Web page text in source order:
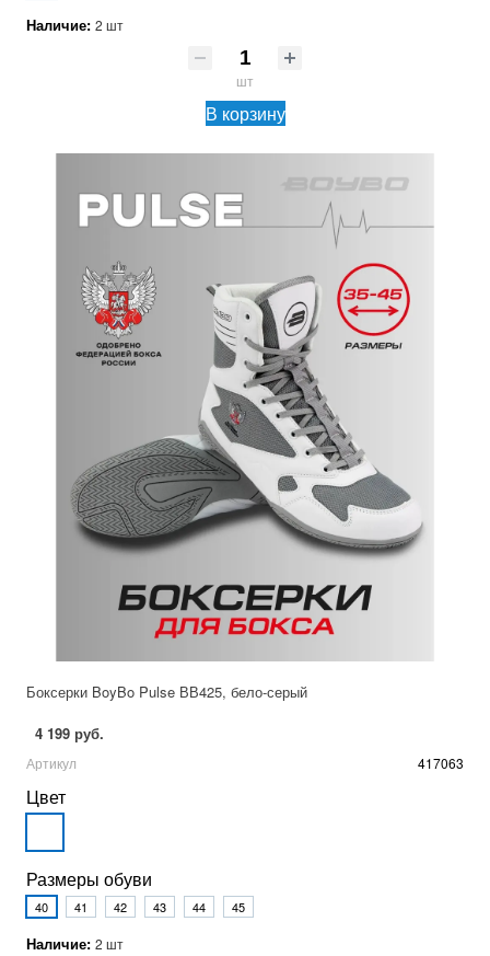
Наличие: 2 шт
шт
В корзину
Боксерки BoyBo Pulse ВВ425, бело-серый
4 199 руб.
Артикул 417063
Цвет
Размеры обуви
40 41 42 43 44 45
Наличие: 2 шт